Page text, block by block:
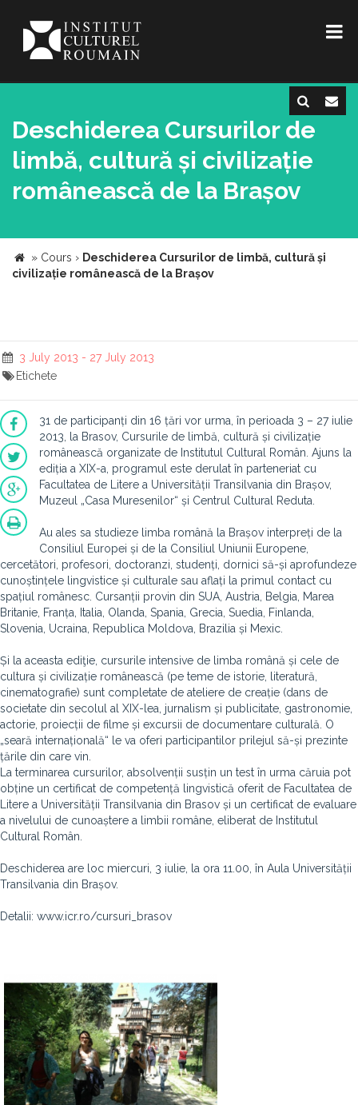
Deschiderea Cursurilor de
limbă, cultură și civilizație
românească de la Brașov
» Cours › Deschiderea Cursurilor de limbă, cultură și
civilizație românească de la Brașov
3 July 2013 - 27 July 2013
Etichete
31 de participanți din 16 țări vor urma, în perioada 3 – 27 iulie
2013, la Brasov, Cursurile de limbă, cultură și civilizație
românească organizate de Institutul Cultural Român. Ajuns la
ediția a XIX-a, programul este derulat în parteneriat cu
Facultatea de Litere a Universității Transilvania din Brașov,
Muzeul „Casa Muresenilor“ și Centrul Cultural Reduta.
Au ales sa studieze limba română la Brașov interpreți de la
Consiliul Europei și de la Consiliul Uniunii Europene,
cercetători, profesori, doctoranzi, studenți, dornici să-și aprofundeze
cunoștințele lingvistice și culturale sau aflați la primul contact cu
spațiul românesc. Cursanții provin din SUA, Austria, Belgia, Marea
Britanie, Franța, Italia, Olanda, Spania, Grecia, Suedia, Finlanda,
Slovenia, Ucraina, Republica Moldova, Brazilia și Mexic.
Și la aceasta ediţie, cursurile intensive de limba română și cele de
cultura și civilizație românească (pe teme de istorie, literatură,
cinematografie) sunt completate de ateliere de creație (dans de
societate din secolul al XIX-lea, jurnalism și publicitate, gastronomie,
actorie, proiecții de filme și excursii de documentare culturală. O
„seară internațională“ le va oferi participantilor prilejul să-și prezinte
țările din care vin.
La terminarea cursurilor, absolvenții susțin un test în urma căruia pot
obține un certificat de competență lingvistică oferit de Facultatea de
Litere a Universității Transilvania din Brasov și un certificat de evaluare
a nivelului de cunoaștere a limbii române, eliberat de Institutul
Cultural Român.
Deschiderea are loc miercuri, 3 iulie, la ora 11.00, în Aula Universității
Transilvania din Brașov.
Detalii: www.icr.ro/cursuri_brasov